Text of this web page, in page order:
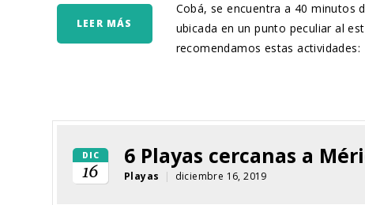
LEER MÁS
Cobá, se encuentra a 40 minutos
ubicada en un punto peculiar al
recomendamos estas
DIC
16
6 Playas cercanas a
Playas | diciembre 16, 2019